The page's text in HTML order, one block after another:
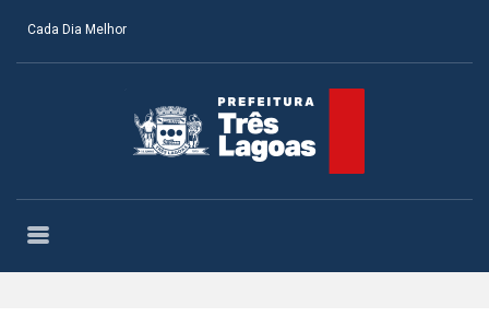
Cada Dia Melhor